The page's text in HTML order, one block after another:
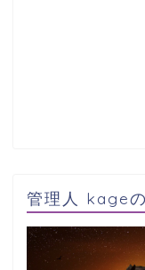
管理人 kage